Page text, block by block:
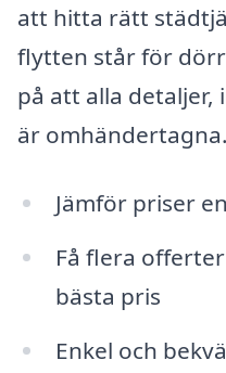
att hitta rätt
flytten står för
på att alla detaljer,
är omhändertagna.
Jämför priser
Få flera
bästa pris
Enkel och